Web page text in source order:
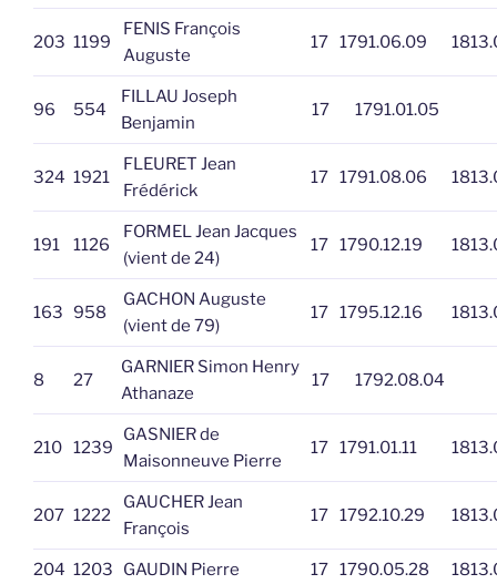
203 1199
FENIS François
Auguste
17 1791.06.09
96 554
FILLAU Joseph
Benjamin
17 1791.01.05
324 1921
FLEURET Jean
Frédérick
17 1791.08.06
191 1126
FORMEL Jean Jacques
(vient de 24)
17 1790.12.19
163 958
GACHON Auguste
(vient de 79)
17 1795.12.16
8 27
GARNIER Simon Henry
Athanaze
17 1792.08.04
210 1239
GASNIER de
Maisonneuve Pierre
17 1791.01.11
207 1222
GAUCHER Jean
François
17 1792.10.29
204 1203 GAUDIN Pierre 17 1790.05.28